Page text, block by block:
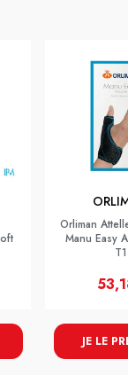
Orliman
Manu Easy
T1
JE LE